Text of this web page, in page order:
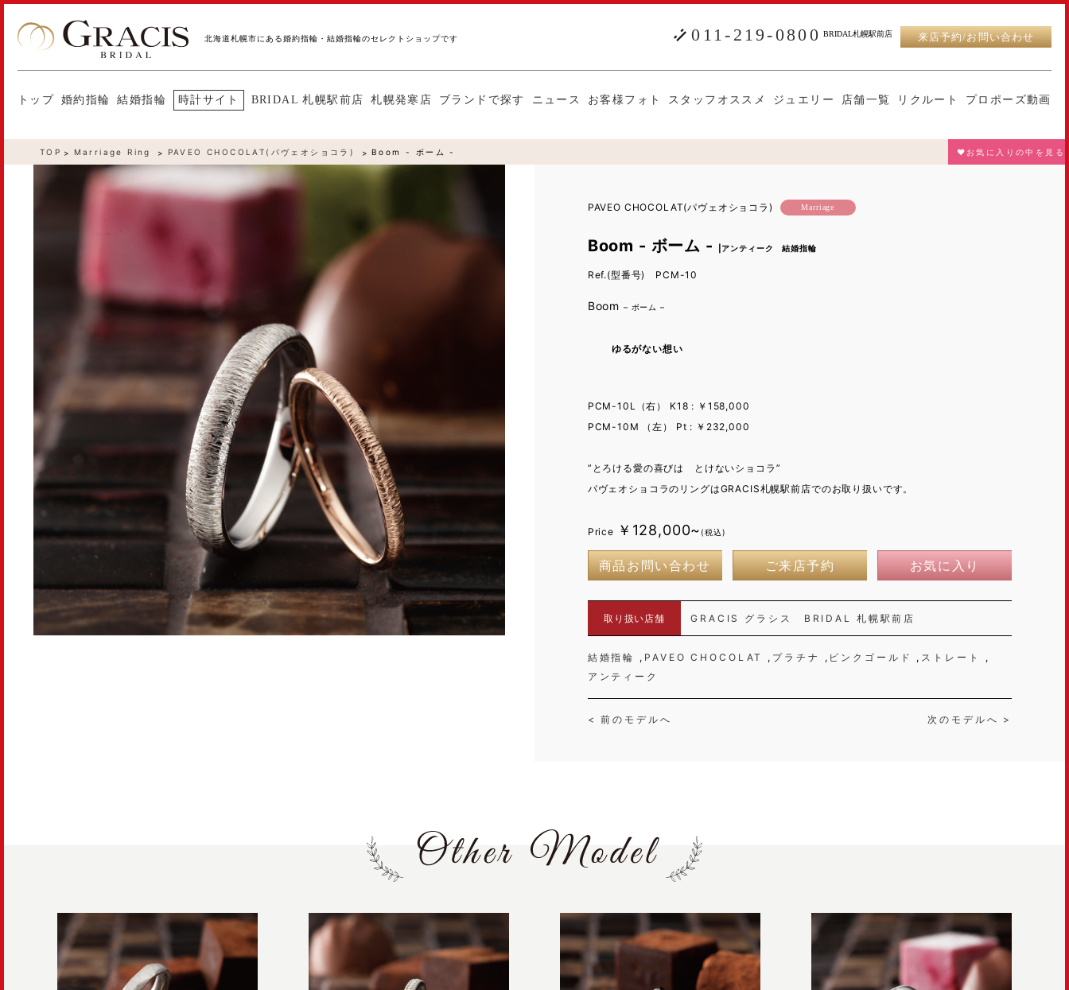
北海道札幌市にある婚約指輪・結婚指輪のセレクトショップです 011-219-0800 BRIDAL札幌駅前店 来店予約/お問い合わせ
トップ 婚約指輪 結婚指輪 時計サイト BRIDAL 札幌駅前店 札幌発寒店 ブランドで探す ニュース お客様フォト スタッフオススメ ジュエリー 店舗一覧 リクルート プロポーズ動画
TOP Marriage Ring PAVEO CHOCOLAT(パヴェオショコラ) Boom - ボーム - ♥お気に入りの中を見る
PAVEO CHOCOLAT(パヴェオショコラ) Marriage
Boom - ボーム - |アンティーク 結婚指輪
Ref.(型番号) PCM-10
Boom – ボーム –
ゆるがない想い
PCM-10L（右） K18 : ￥158,000
PCM-10M （左） Pt : ￥232,000
”とろける愛の喜びは とけないショコラ”
パヴェオショコラのリングはGRACIS札幌駅前店でのお取り扱いです。
Price ￥128,000~ (税込)
商品お問い合わせ ご来店予約 お気に入り
取り扱い店舗 GRACIS グラシス BRIDAL 札幌駅前店
結婚指輪 PAVEO CHOCOLAT プラチナ ピンクゴールド
ストレート
アンティーク
< 前のモデルへ 次のモデルへ >